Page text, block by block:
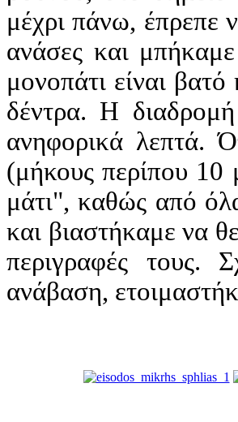
μέχρι πάνω, έπρεπε
ανάσες και
μονοπάτι είναι
δέντρα. Η
ανηφορικά λεπτά.
(μήκους περίπου 10
μάτι", καθώς από
και βιαστήκαμε να
περιγραφές τους.
ανάβαση,